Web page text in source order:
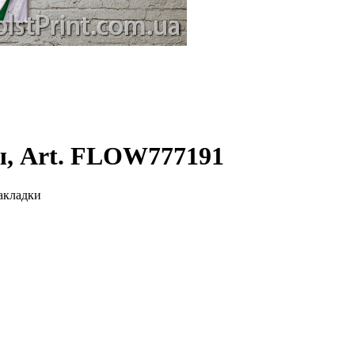
Art. FLOW777191